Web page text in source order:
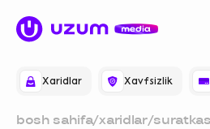
Xaridlar Xavfsizlik
bosh sahifa/xaridlar/